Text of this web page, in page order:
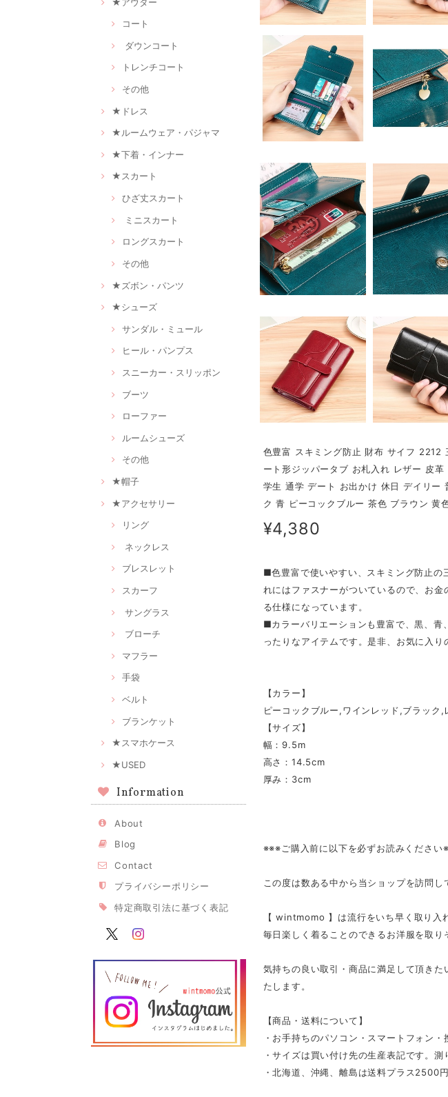
コート
ダウンコート
トレンチコート
その他
★ドレス
★ルームウェア・パジャマ
★下着・インナー
★スカート
ひざ丈スカート
ミニスカート
ロングスカート
その他
★ズボン・パンツ
★シューズ
サンダル・ミュール
ヒール・パンプス
スニーカー・スリッポン
ブーツ
ローファー
ルームシューズ
その他
★帽子
★アクセサリー
リング
ネックレス
ブレスレット
スカーフ
サングラス
ブローチ
マフラー
手袋
ベルト
ブランケット
★スマホケース
★USED
Information
About
Blog
Contact
プライバシーポリシー
特定商取引法に基づく表記
色豊富 スキミング防止 財布 サイフ 2212
ート形ジッパータブ お札入れ レザー 皮
学生 通学 デート お出かけ 休日 デイリー
ク 青 ピーコックブルー 茶色 ブラウン 黄
¥4,380
■色豊富で使いやすい、スキミング防止の
れにはファスナーがついているので、お
る仕様になっています。
■カラーバリエーションも豊富で、黒、青
ったりなアイテムです。是非、お気に入り
【カラー】
ピーコックブルー,ワインレッド,ブラック,
【サイズ】
幅：9.5m
高さ：14.5cm
厚み：3cm
※※※ご購入前に以下を必ずお読みください
この度は数ある中から当ショップを訪問し
【 wintmomo 】は流行をいち早く取り入
毎日楽しく着ることのできるお洋服を取り
気持ちの良い取引・商品に満足して頂き
たします。
【商品・送料について】
・お手持ちのパソコン・スマートフォン
・サイズは買い付け先の生産表記です。
・北海道、沖縄、離島は送料プラス2500